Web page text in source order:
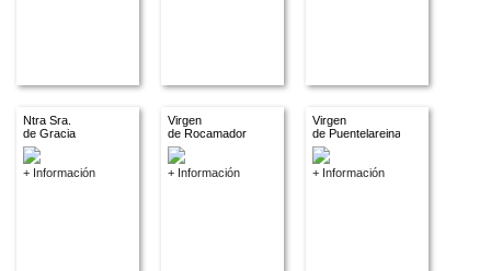
Ntra Sra.
de Gracia
+ Información
Virgen
de Rocamador
+ Información
Virgen
de Puentelareina
+ Información